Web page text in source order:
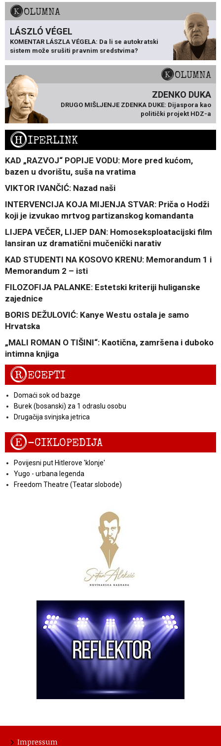
KOLUMNA
LÁSZLÓ VÉGEL
KOMENTAR LÁSZLA VÉGELA: Da li se autokratski
sistem može srušiti pravnim sredstvima?
KOLUMNA
ZDENKO DUKA
DRUGO MIŠLJENJE ZDENKA DUKE: Dijaspora kao
politički projekt HDZ-a
HIPERLINK
KAD „RAZVOJ“ POPIJE VODU: More pred kućom,
bazen u dvorištu, suša na vratima
VIKTOR IVANČIĆ: Nazad naši
INTERVENCIJA KOJA MIJENJA STVAR: Priča o Hodži
koji je izvukao mrtvog partizanskog komandanta
LIJEPA VEČER, LIJEP DAN: Homoseksploatacijski film
lansiran uz dramatični mučenički narativ
KAD STUDENTI NA KOSOVO KRENU: Memorandum 1 i
Memorandum 2 – isti
FILOZOFIJA PALANKE: Estetski kriteriji huliganske
zajednice
BORIS DEŽULOVIĆ: Kanye Westu ostala je samo
Hrvatska
„MALI ROMAN O TIŠINI“: Kaotična, zamršena i duboko
intimna knjiga
RECEPTI
Domaći sok od bazge
Burek (bosanski) za 1 odraslu osobu
Drugačija svinjska jetrica
E-CIKLOPEDIJA
Povijesni put Hitlerove 'klonje'
Yugo - urbana legenda
Freedom Theatre (Teatar slobode)
Impressum